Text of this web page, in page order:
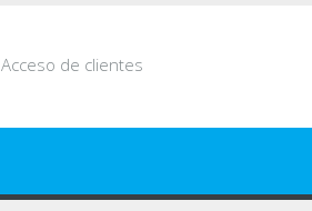
Acceso de clientes